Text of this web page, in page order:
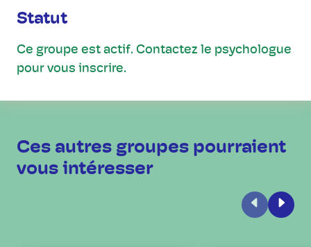
Statut
Ce groupe est actif. Contactez le psychologue
pour vous inscrire.
Ces autres groupes pourraient
vous intéresser
Précédent